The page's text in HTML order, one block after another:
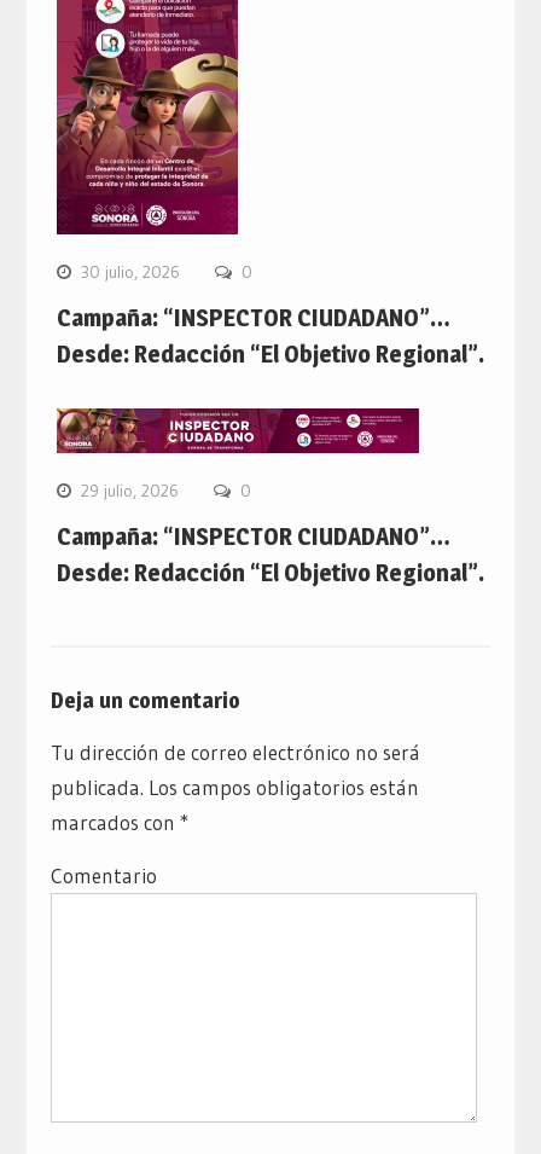
30 julio, 2026 0
Campaña: “INSPECTOR CIUDADANO”…
Desde: Redacción “El Objetivo Regional”.
29 julio, 2026 0
Campaña: “INSPECTOR CIUDADANO”…
Desde: Redacción “El Objetivo Regional”.
Deja un comentario
Tu dirección de correo electrónico no será
publicada. Los campos obligatorios están
marcados con *
Comentario